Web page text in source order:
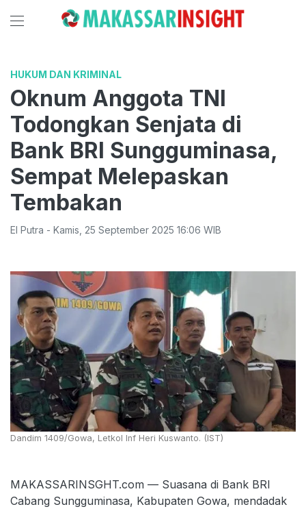
HUKUM DAN KRIMINAL
Oknum Anggota TNI
Todongkan Senjata di
Bank BRI Sungguminasa,
Sempat Melepaskan
Tembakan
El Putra - Kamis 25 September 2025 16:06 WIB
Dandim 1409/Gowa, Letkol Inf Heri Kuswanto. (IST)
MAKASSARINSGHT.com — Suasana di Bank BRI
Cabang Sungguminasa, Kabupaten Gowa, mendadak